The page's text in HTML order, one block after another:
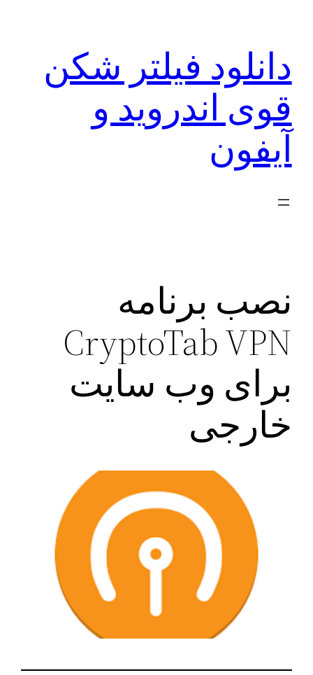
دانلود فیلتر شکن
قوی اندروید و
آیفون
نصب برنامه
CryptoTab VPN
برای وب سایت
خارجی